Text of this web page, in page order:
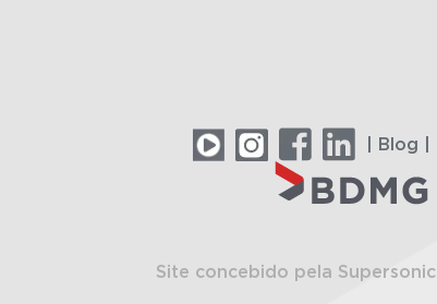
| Blog |
Site concebido pela Supersonic